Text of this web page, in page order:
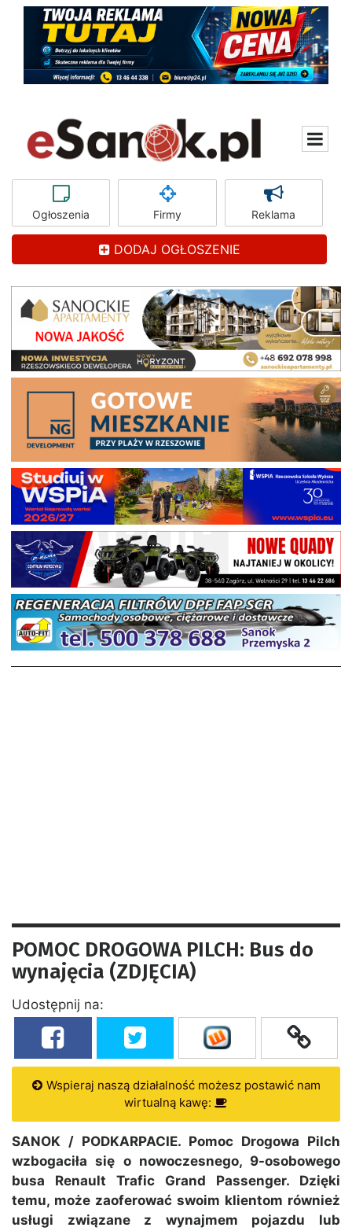
Ogłoszenia Firmy Reklama
DODAJ OGŁOSZENIE
POMOC DROGOWA PILCH: Bus do
wynajęcia (ZDJĘCIA)
Udostępnij na:
Wspieraj naszą działalność możesz postawić nam
wirtualną kawę:
SANOK / PODKARPACIE. Pomoc Drogowa Pilch
wzbogaciła się o nowoczesnego, 9-osobowego
busa Renault Trafic Grand Passenger. Dzięki
temu, może zaoferować swoim klientom również
usługi związane z wynajmem pojazdu lub